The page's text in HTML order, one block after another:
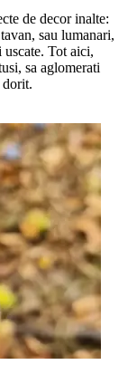
de decor inalte:
sau lumanari,
Tot aici,
sa aglomerati
dorit.